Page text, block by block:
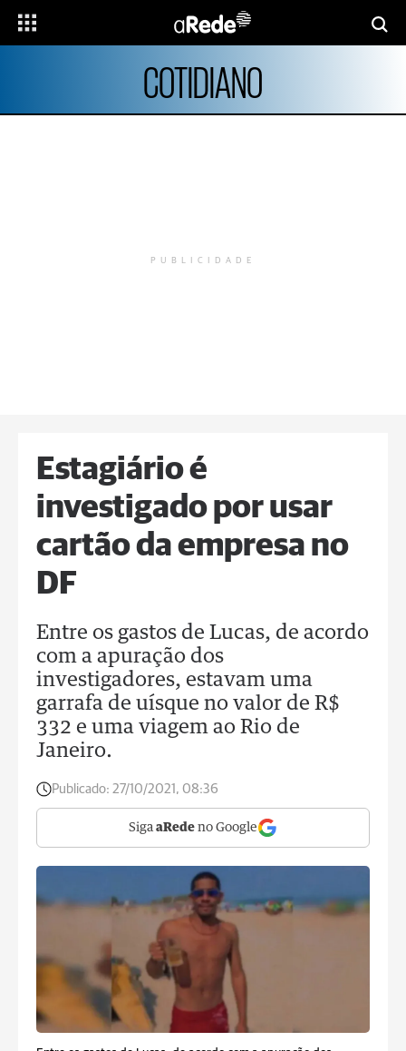
COTIDIANO
PUBLICIDADE
Estagiário é
investigado por usar
cartão da empresa no
DF
Entre os gastos de Lucas, de acordo
com a apuração dos
investigadores, estavam uma
garrafa de uísque no valor de R$
332 e uma viagem ao Rio de
Janeiro.
Publicado: 27/10/2021, 08:36
Siga aRede no Google